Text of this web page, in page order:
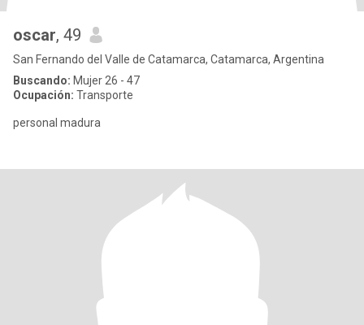
oscar, 49
San Fernando del Valle de Catamarca, Catamarca, Argentina
Buscando: Mujer 26 - 47
Ocupación: Transporte
personal madura